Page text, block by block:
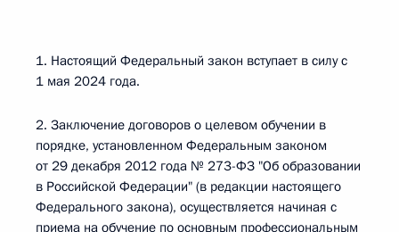
1. Настоящий Федеральный закон вступает в силу с
1 мая 2024 года.
2. Заключение договоров о целевом обучении в
порядке, установленном Федеральным законом
от 29 декабря 2012 года № 273-ФЗ "Об образовании
в Российской Федерации" (в редакции настоящего
Федерального закона), осуществляется начиная с
приема на обучение по основным профессиональным